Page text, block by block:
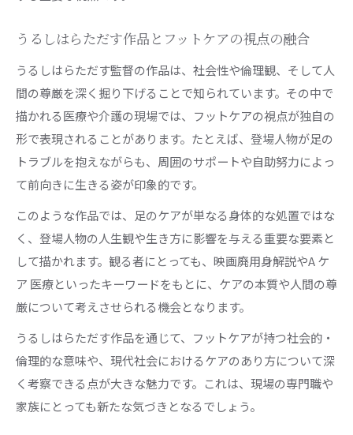
うるしはらただす作品とフットケアの視点の融合
うるしはらただす監督の作品は、社会性や倫理観、そして人
間の尊厳を深く掘り下げることで知られています。その中で
描かれる医療や介護の現場では、フットケアの視点が独自の
形で表現されることがあります。たとえば、登場人物が足の
トラブルを抱えながらも、周囲のサポートや自助努力によっ
て前向きに生きる姿が印象的です。
このような作品では、足のケアが単なる身体的な処置ではな
く、登場人物の人生観や生き方に影響を与える重要な要素と
して描かれます。観る者にとっても、映画廃用身解説やA ケ
ア 医療といったキーワードをもとに、ケアの本質や人間の尊
厳について考えさせられる機会となります。
うるしはらただす作品を通じて、フットケアが持つ社会的・
倫理的な意味や、現代社会におけるケアのあり方について深
く考察できる点が大きな魅力です。これは、現場の専門職や
家族にとっても新たな気づきとなるでしょう。